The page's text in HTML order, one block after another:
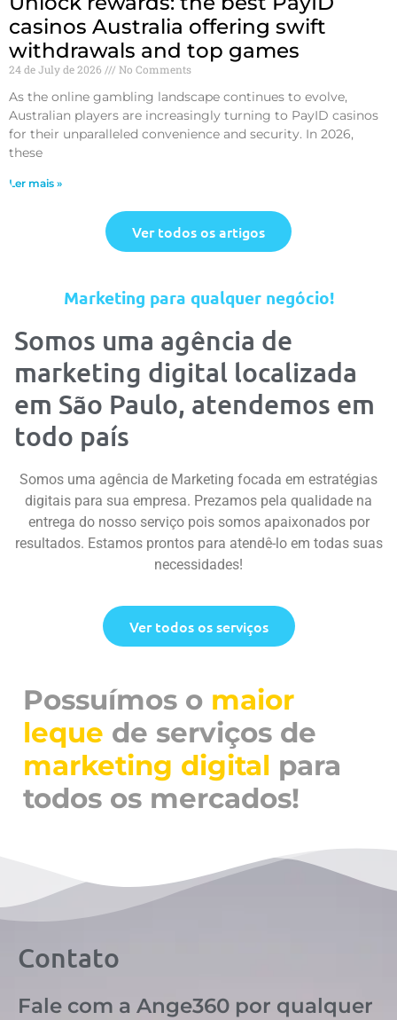
casinos Australia offering swift
withdrawals and top games
24 de July de 2026 No Comments
As the online gambling landscape continues to evolve,
Australian players are increasingly turning to PayID casinos
for their unparalleled convenience and security. In 2026,
these
Ler mais »
Ver todos os artigos
Marketing para qualquer negócio!
Somos uma agência de
marketing digital localizada
em São Paulo, atendemos em
todo país
Somos uma agência de Marketing focada em estratégias
digitais para sua empresa. Prezamos pela qualidade na
entrega do nosso serviço pois somos apaixonados por
resultados. Estamos prontos para atendê-lo em todas suas
necessidades!
Ver todos os serviços
Possuímos o maior
leque de serviços de
marketing digital para
todos os mercados!
Contato
Fale com a Ange360 por qualquer